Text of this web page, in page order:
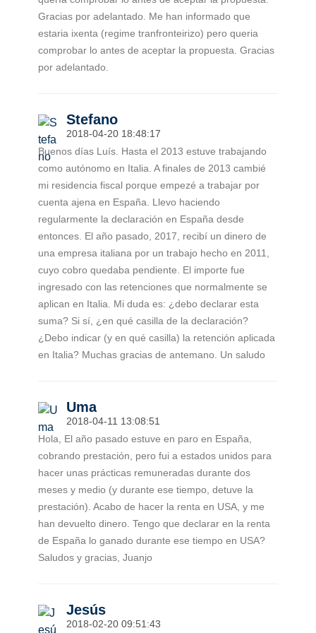
Gracias por adelantado. Me han informado que
estaria ixenta (regime tranfronteirizo) pero queria
comprobar lo antes de aceptar la propuesta. Gracias
por adelantado.
Stefano
2018-04-20 18:48:17
Buenos días Luís. Hasta el 2013 estuve trabajando
como autónomo en Italia. A finales de 2013 cambié
mi residencia fiscal porque empezé a trabajar por
cuenta ajena en España. Llevo haciendo
regularmente la declaración en España desde
entonces. El año pasado, 2017, recibí un dinero de
una empresa italiana por un trabajo hecho en 2011,
cuyo cobro quedaba pendiente. El importe fue
ingresado con las retenciones que normalmente se
aplican en Italia. Mi duda es: ¿debo declarar esta
suma? Si sí, ¿en qué casilla de la declaración?
¿Debo indicar (y en qué casilla) la retención aplicada
en Italia? Muchas gracias de antemano. Un saludo
Uma
2018-04-11 13:08:51
Hola, El año pasado estuve en paro en España,
cobrando prestación, pero fui a estados unidos para
hacer unas prácticas remuneradas durante dos
meses y medio (y durante ese tiempo, detuve la
prestación). Acabo de hacer la renta en USA, y me
han devuelto dinero. Tengo que declarar en la renta
de España lo ganado durante ese tiempo en USA?
Saludos y gracias, Juanjo
Jesús
2018-02-20 09:51:43